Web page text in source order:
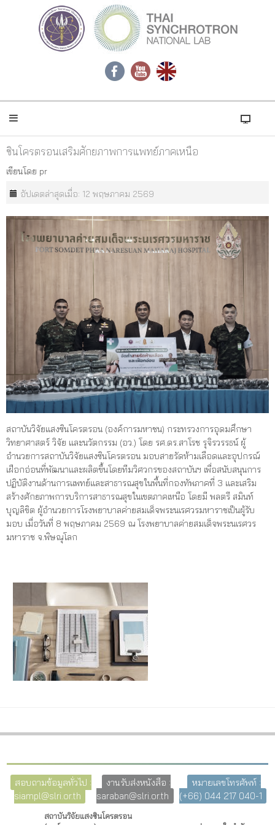
ซินโครตรอนเสริมศักยภาพการแพทย์ภาคเหนือ
เขียนโดย pr
อัปเดตล่าสุดเมื่อ: 12 พฤษภาคม 2569
สถาบันวิจัยแสงซินโครตรอน (องค์การมหาชน) กระทรวงการอุดมศึกษา
วิทยาศาสตร์ วิจัย และนวัตกรรม (อว.) โดย รศ.ดร.สาโรช รุจิรวรรธน์ ผู้
อำนวยการสถาบันวิจัยแสงซินโครตรอน มอบสายรัดห้ามเลือดและอุปกรณ์
เฝือกอ่อนที่พัฒนาและผลิตขึ้นโดยทีมวิศวกรของสถาบันฯ เพื่อสนับสนุนการ
ปฏิบัติงานด้านการแพทย์และสาธารณสุขในพื้นที่กองทัพภาคที่ 3 และเสริม
สร้างศักยภาพการบริการสาธารณสุขในเขตภาคเหนือ โดยมี พลตรี สมินท์
บุญลิขิต ผู้อำนวยการโรงพยาบาลค่ายสมเด็จพระนเรศวรมหาราชเป็นผู้รับ
มอบ เมื่อวันที่ 8 พฤษภาคม 2569 ณ โรงพยาบาลค่ายสมเด็จพระนเรศวร
มหาราช จ.พิษณุโลก
สอบถามข้อมูลทั่วไป :
siampl@slri.or.th
งานรับส่งหนังสือ :
saraban@slri.or.th
หมายเลขโทรศัพท์ :
(+66) 044 217 040-1
สถาบันวิจัยแสงซินโครตรอน